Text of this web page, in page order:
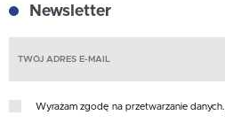
Newsletter
Wyrażam zgodę na przetwarzanie danych.